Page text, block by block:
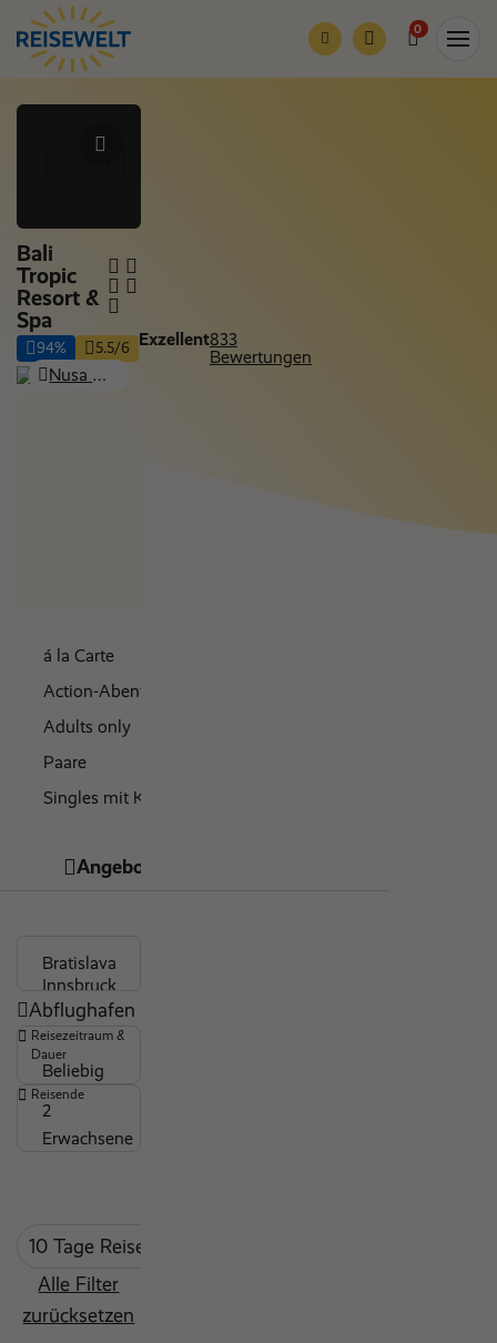
0
Bali
Tropic
Resort &
Spa
Nusa Dua - Kuta Selatan (Badung - Insel Bali), Indonesien: Bali
94% 5.5/6 Exzellent833
Bewertungen
á la Carte
Action-Abenteuer & Partys
Adults only
Paare
Singles mit Kind
direkter Strandzugang
sanft abfallender Sandstrand
top Sportangebot
behindertengerecht
Strandnähe
Wäscheservice
Outdoor Pool
Wassersportmöglichkeiten
Wellnessbereich
Angebote
Abflughafen
Reisezeitraum &
Dauer
Beliebig
Reisende
2
Erwachsene
10 Tage Reisedauer
Alle Filter
zurücksetzen